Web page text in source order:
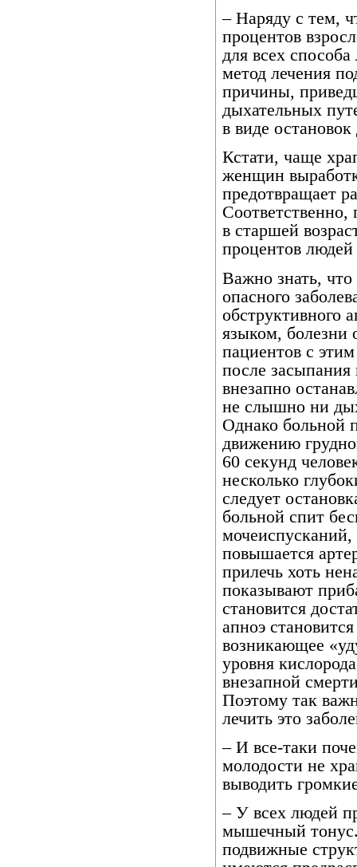
– Наряду с тем,
процентов
для всех
метод лечения
причины,
дыхательных
в виде
Кстати, чаще
женщин
предотвращает
Соответственно,
в старшей
процентов
Важно знать,
опасного
обструктивного
языком, болезни
пациентов с
после засыпания
внезапно
не слышно ни
Однако больной
движению
60 секунд
несколько
следует
больной спит
мочеиспусканий,
повышается
прилечь хоть
показывают
становится
апноэ
возникающее
уровня
внезапной
Поэтому так
лечить это
– И все-таки
молодости не
выводить
– У всех людей
мышечный
подвижные